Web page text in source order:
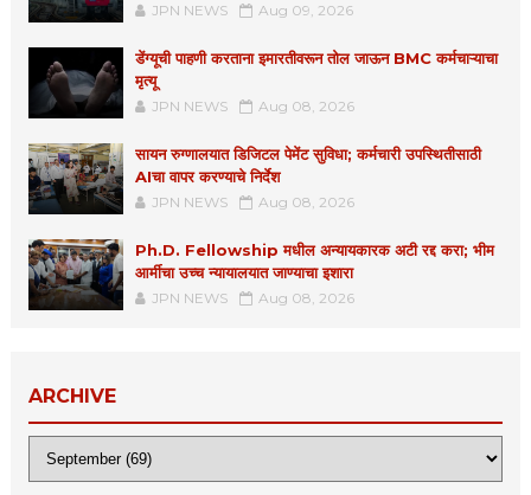
JPN NEWS Aug 09, 2026
डेंग्यूची पाहणी करताना इमारतीवरून तोल जाऊन BMC कर्मचाऱ्याचा
मृत्यू
JPN NEWS Aug 08, 2026
सायन रुग्णालयात डिजिटल पेमेंट सुविधा; कर्मचारी उपस्थितीसाठी
AIचा वापर करण्याचे निर्देश
JPN NEWS Aug 08, 2026
Ph.D. Fellowship मधील अन्यायकारक अटी रद्द करा; भीम
आर्मीचा उच्च न्यायालयात जाण्याचा इशारा
JPN NEWS Aug 08, 2026
ARCHIVE